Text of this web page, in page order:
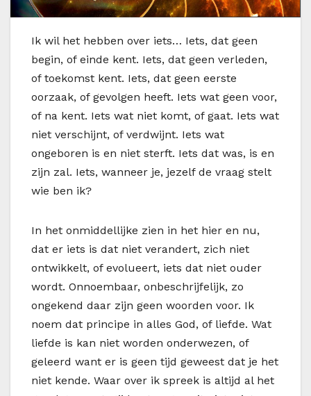
Ik wil het hebben over iets… Iets, dat geen
begin, of einde kent. Iets, dat geen verleden,
of toekomst kent. Iets, dat geen eerste
oorzaak, of gevolgen heeft. Iets wat geen voor,
of na kent. Iets wat niet komt, of gaat. Iets wat
niet verschijnt, of verdwijnt. Iets wat
ongeboren is en niet sterft. Iets dat was, is en
zijn zal. Iets, wanneer je, jezelf de vraag stelt
wie ben ik?
In het onmiddellijke zien in het hier en nu,
dat er iets is dat niet verandert, zich niet
ontwikkelt, of evolueert, iets dat niet ouder
wordt. Onnoembaar, onbeschrijfelijk, zo
ongekend daar zijn geen woorden voor. Ik
noem dat principe in alles God, of liefde. Wat
liefde is kan niet worden onderwezen, of
geleerd want er is geen tijd geweest dat je het
niet kende. Waar over ik spreek is altijd al het